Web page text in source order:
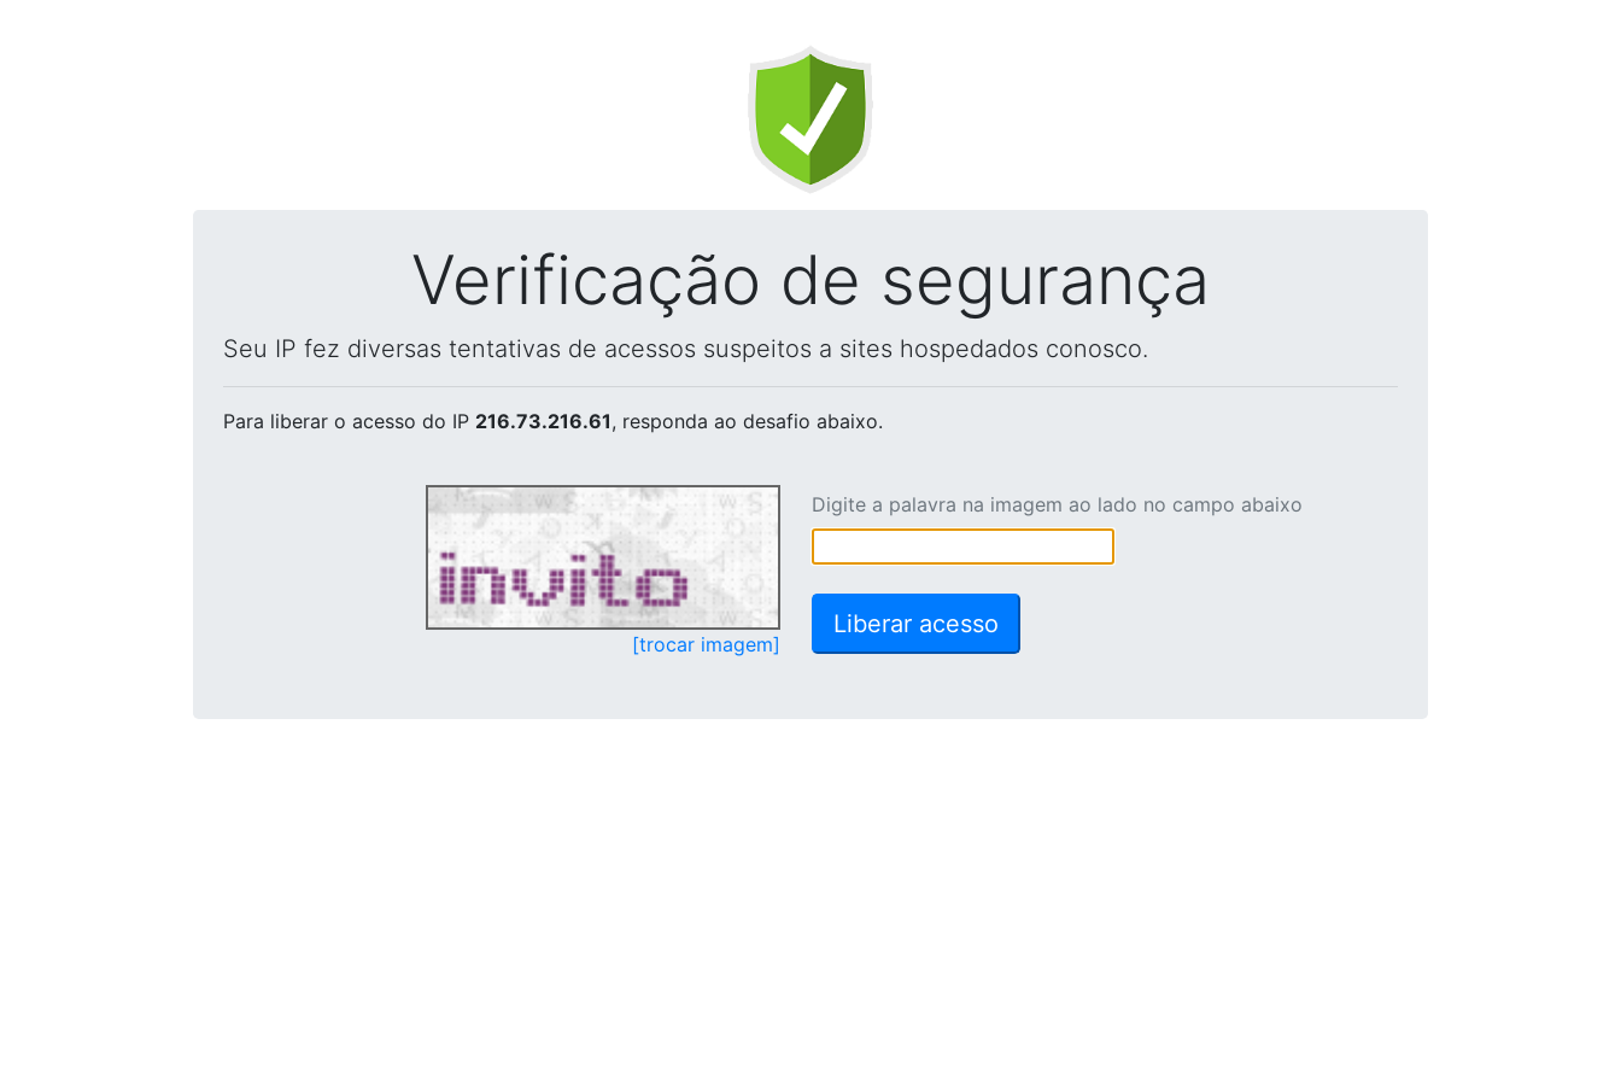
Verificação de segurança
Seu IP fez diversas tentativas de acessos suspeitos a sites hospedados conosco.
Para liberar o acesso do IP 216.73.216.61, responda ao desafio abaixo.
[trocar imagem]
Digite a palavra na imagem ao lado no campo abaixo